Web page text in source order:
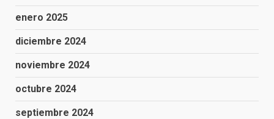
enero 2025
diciembre 2024
noviembre 2024
octubre 2024
septiembre 2024